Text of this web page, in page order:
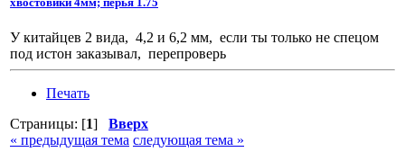
У китайцев 2 вида, 4,2 и 6,2 мм, если ты только не спецом
под истон заказывал, перепроверь
Печать
Страницы: [1] Вверх
« предыдущая тема следующая тема »